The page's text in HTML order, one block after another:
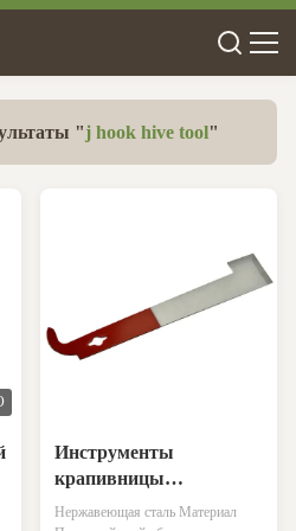
"j hook hive tool"
Инструменты
крапивницы
оборудования
Нержавеющая сталь Материал